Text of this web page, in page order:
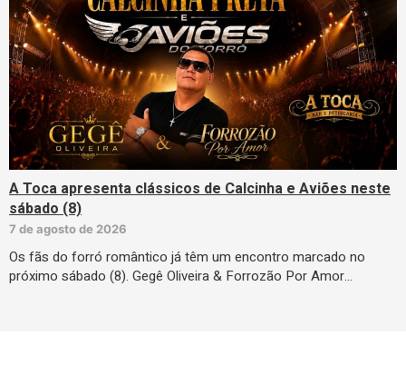
A Toca apresenta clássicos de Calcinha e Aviões neste
sábado (8)
7 de agosto de 2026
Os fãs do forró romântico já têm um encontro marcado no
próximo sábado (8). Gegê Oliveira & Forrozão Por Amor…